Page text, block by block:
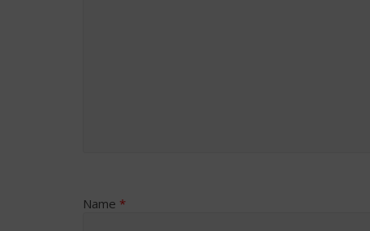
Name *